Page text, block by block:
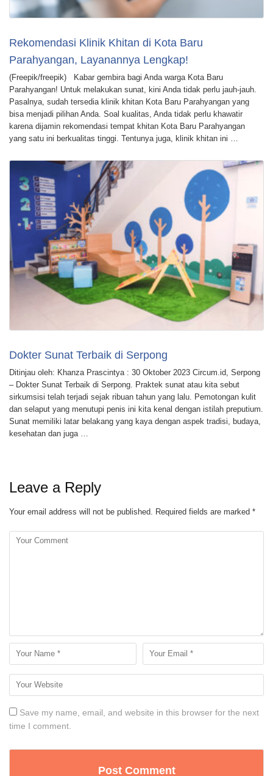
Rekomendasi Klinik Khitan di Kota Baru
Parahyangan, Layanannya Lengkap!
(Freepik/freepik) Kabar gembira bagi Anda warga Kota Baru
Parahyangan! Untuk melakukan sunat, kini Anda tidak perlu jauh-jauh.
Pasalnya, sudah tersedia klinik khitan Kota Baru Parahyangan yang
bisa menjadi pilihan Anda. Soal kualitas, Anda tidak perlu khawatir
karena dijamin rekomendasi tempat khitan Kota Baru Parahyangan
yang satu ini berkualitas tinggi. Tentunya juga, klinik khitan ini …
Dokter Sunat Terbaik di Serpong
Ditinjau oleh: Khanza Prascintya : 30 Oktober 2023 Circum.id, Serpong
– Dokter Sunat Terbaik di Serpong. Praktek sunat atau kita sebut
sirkumsisi telah terjadi sejak ribuan tahun yang lalu. Pemotongan kulit
dan selaput yang menutupi penis ini kita kenal dengan istilah preputium.
Sunat memiliki latar belakang yang kaya dengan aspek tradisi, budaya,
kesehatan dan juga …
Leave a Reply
Your email address will not be published. Required fields are marked *
Save my name, email, and website in this browser for the next
time I comment.